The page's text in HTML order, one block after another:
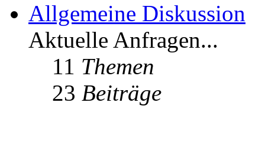
Allgemeine Diskussion
Aktuelle Anfragen...
11 Themen
23 Beiträge